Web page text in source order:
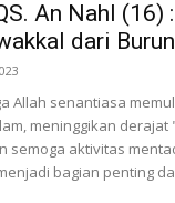
Sultra
An Nahl (16)
dari
Allah senantiasa
meninggikan derajat
semoga aktivitas
bagian penting